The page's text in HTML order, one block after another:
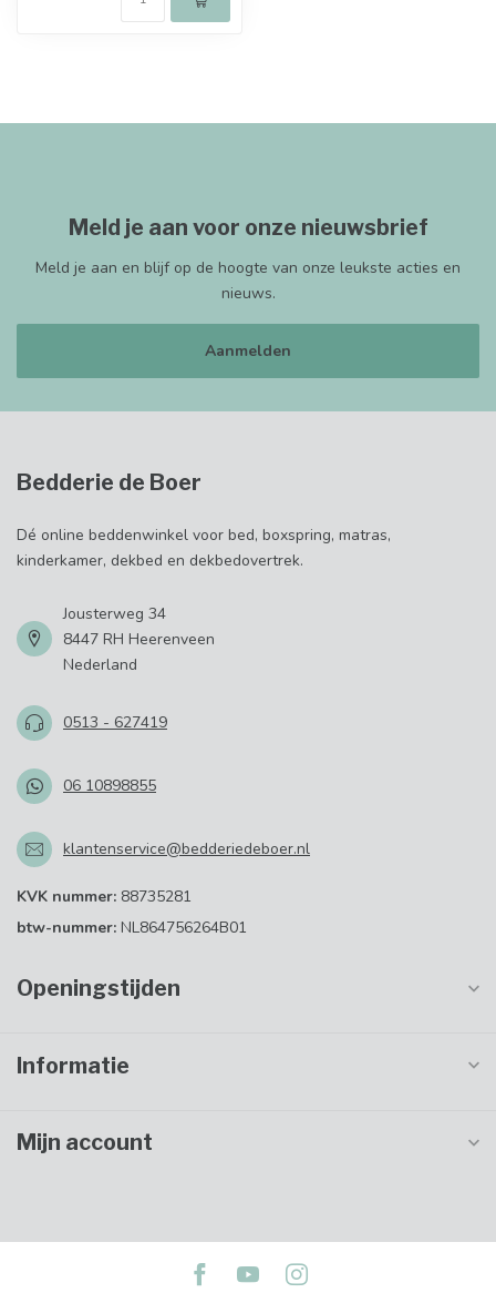
Meld je aan voor onze nieuwsbrief
Meld je aan en blijf op de hoogte van onze leukste acties en
nieuws.
Aanmelden
Bedderie de Boer
Dé online beddenwinkel voor bed, boxspring, matras,
kinderkamer, dekbed en dekbedovertrek.
Jousterweg 34
8447 RH Heerenveen
Nederland
0513 - 627419
06 10898855
klantenservice@bedderiedeboer.nl
KVK nummer: 88735281
btw-nummer: NL864756264B01
Openingstijden
Informatie
Mijn account